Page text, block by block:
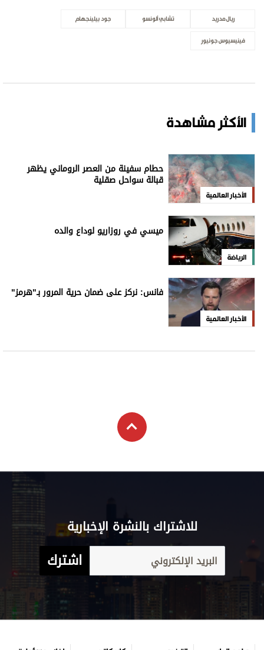
ريال مدريد تشابي ألونسو جود بيلينجهام
فينيسيوس جونيور
الأكثر مشاهدة
الأخبار العالمية
حطام سفينة من العصر الروماني يظهر
قبالة سواحل صقلية
الرياضة
ميسي في روزاريو لوداع والده
الأخبار العالمية
فانس: نركز على ضمان حرية المرور بـ"هرمز"
للاشتراك بالنشرة الإخبارية
اشترك